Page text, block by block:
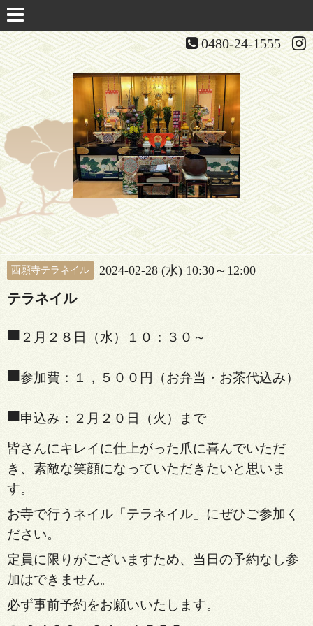
0480-24-1555
西願寺テラネイル 2024-02-28 (水) 10:30～12:00
テラネイル
■ ２月２８日（水）１０：３０～
■参加費：１，５００円（お弁当・お茶代込み）
■申込み：２月２０日（火）まで
皆さんにキレイに仕上がった爪に喜んでいただ
き、素敵な笑顔になっていただきたいと思いま
す。
お寺で行うネイル「テラネイル」にぜひご参加く
ださい。
定員に限りがございますため、当日の予約なし参
加はできません。
必ず事前予約をお願いいたします。